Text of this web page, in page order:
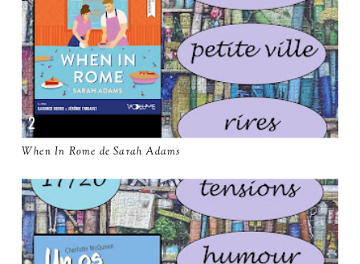
When In Rome de Sarah Adams